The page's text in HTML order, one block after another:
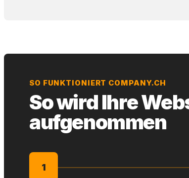
SO FUNKTIONIERT COMPANY.CH
So wird Ihre
aufgenommen
1